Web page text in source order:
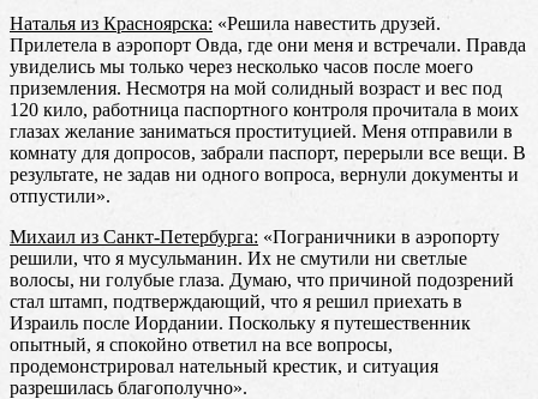
Наталья из Красноярска: «Решила навестить друзей.
Прилетела в аэропорт Овда, где они меня и встречали. Правда
увиделись мы только через несколько часов после моего
приземления. Несмотря на мой солидный возраст и вес под
120 кило, работница паспортного контроля прочитала в моих
глазах желание заниматься проституцией. Меня отправили в
комнату для допросов, забрали паспорт, перерыли все вещи. В
результате, не задав ни одного вопроса, вернули документы и
отпустили».
Михаил из Санкт-Петербурга: «Пограничники в аэропорту
решили, что я мусульманин. Их не смутили ни светлые
волосы, ни голубые глаза. Думаю, что причиной подозрений
стал штамп, подтверждающий, что я решил приехать в
Израиль после Иордании. Поскольку я путешественник
опытный, я спокойно ответил на все вопросы,
продемонстрировал нательный крестик, и ситуация
разрешилась благополучно».